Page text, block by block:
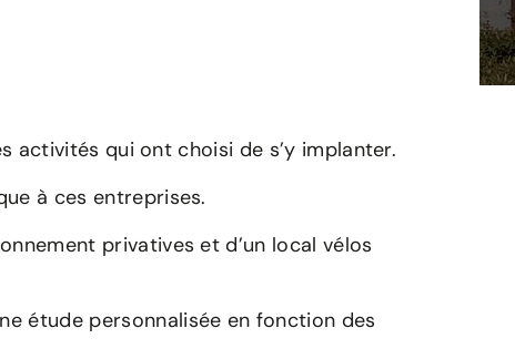
activités qui ont choisi de s’y implanter.
à ces entreprises.
privatives et d’un local vélos
étude personnalisée en fonction des